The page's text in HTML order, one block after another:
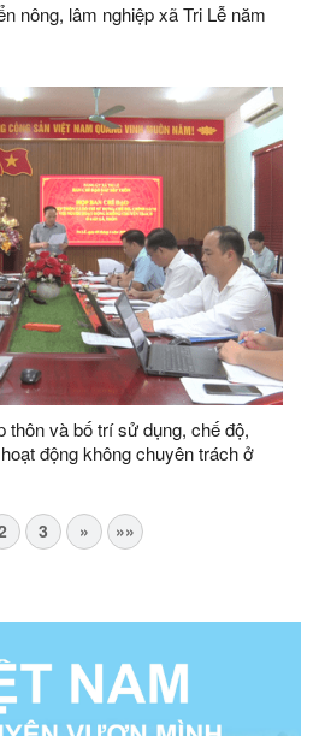
nông, lâm nghiệp xã Tri Lễ năm
thôn và bố trí sử dụng, chế độ,
động không chuyên trách ở
3 » »»